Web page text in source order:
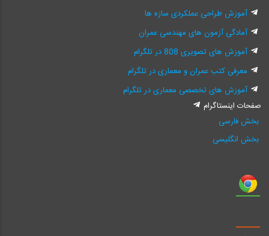
آموزش طراحی عملکردی سازه ها
آمادگی آزمون های مهندسی عمران
آموزش های تصویری 808 در تلگرام
معرفی کتب عمران و معماری در تلگرام
آموزش های تخصصی معماری در تلگرام
صفحات اینستاگرام
بخش فارسی
بخش انگلیسی